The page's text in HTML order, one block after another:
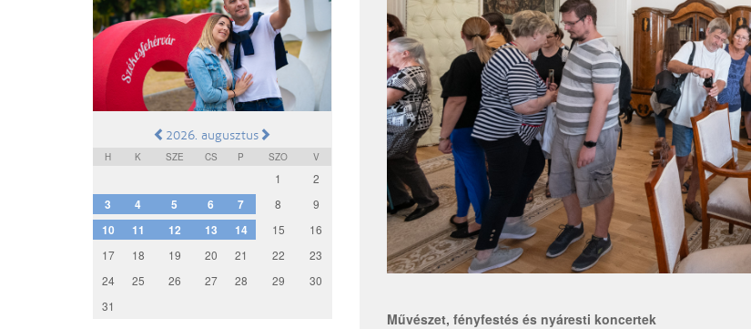
Művészet, fényfestés és nyáresti koncertek
2026. augusztus
H K SZE CS P SZO V
1 2
3 4 5 6 7 8 9
10 11 12 13 14 15
16
17
18 19 20 21 22
23
24
25 26 27 28 29
30
31